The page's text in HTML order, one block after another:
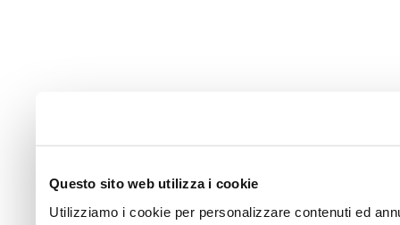
Questo sito web utilizza i cookie
Utilizziamo i cookie per personalizzare contenuti ed